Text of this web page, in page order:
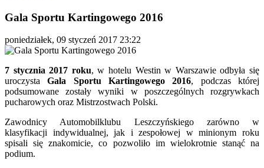
Gala Sportu Kartingowego 2016
poniedziałek, 09 styczeń 2017 23:22
7 stycznia 2017 roku, w hotelu Westin w Warszawie odbyła się
uroczystaGala Sportu Kartingowego 2016, podczas której
podsumowane zostały wyniki w poszczególnych rozgrywkach
pucharowych oraz Mistrzostwach Polski.
Zawodnicy Automobilklubu Leszczyńskiego zarówno w
klasyfikacji indywidualnej, jak i zespołowej w minionym roku
spisali się znakomicie, co pozwoliło im wielokrotnie stanąć na
podium.